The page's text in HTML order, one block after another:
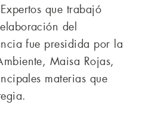
que trabajó
del
fue presidida por la
Maisa Rojas,
materias que